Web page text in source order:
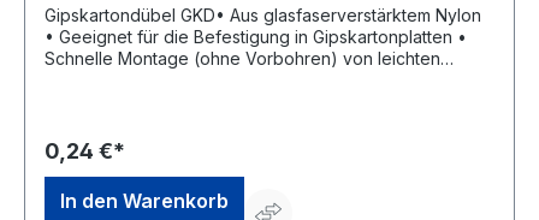
Gipskartondübel GKD• Aus glasfaserverstärktem Nylon
• Geeignet für die Befestigung in Gipskartonplatten •
Schnelle Montage (ohne Vorbohren) von leichten
Spitze des Dübels hindurch trittHersteller: CELO
Befestigungssysteme GmbH, Industriestrasse 6, 86551
0,24 €*
In den Warenkorb